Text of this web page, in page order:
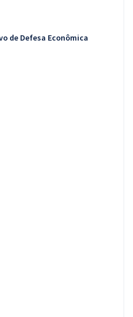
de Defesa Econômica